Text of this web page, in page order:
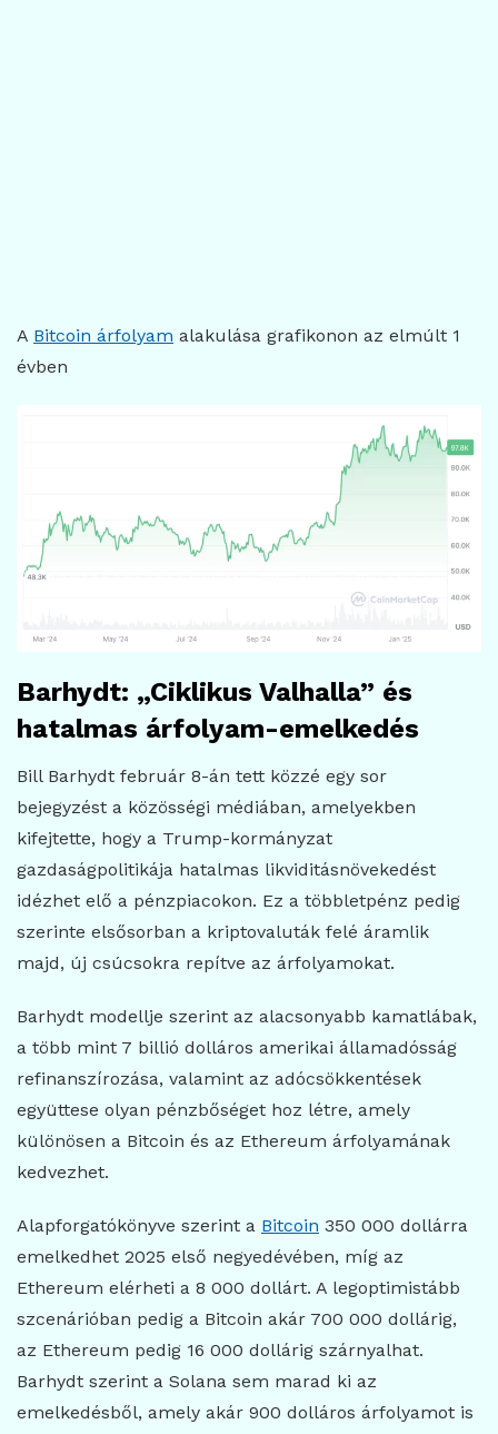
A Bitcoin árfolyam alakulása grafikonon az elmúlt 1
évben
Barhydt: „Ciklikus Valhalla” és
hatalmas árfolyam-emelkedés
Bill Barhydt február 8-án tett közzé egy sor
bejegyzést a közösségi médiában, amelyekben
kifejtette, hogy a Trump-kormányzat
gazdaságpolitikája hatalmas likviditásnövekedést
idézhet elő a pénzpiacokon. Ez a többletpénz pedig
szerinte elsősorban a kriptovaluták felé áramlik
majd, új csúcsokra repítve az árfolyamokat.
Barhydt modellje szerint az alacsonyabb kamatlábak,
a több mint 7 billió dolláros amerikai államadósság
refinanszírozása, valamint az adócsökkentések
együttese olyan pénzbőséget hoz létre, amely
különösen a Bitcoin és az Ethereum árfolyamának
kedvezhet.
Alapforgatókönyve szerint a Bitcoin 350 000 dollárra
emelkedhet 2025 első negyedévében, míg az
Ethereum elérheti a 8 000 dollárt. A legoptimistább
szcenárióban pedig a Bitcoin akár 700 000 dollárig,
az Ethereum pedig 16 000 dollárig szárnyalhat.
Barhydt szerint a Solana sem marad ki az
emelkedésből, amely akár 900 dolláros árfolyamot is